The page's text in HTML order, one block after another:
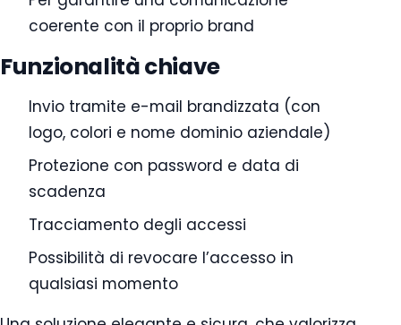
coerente con il proprio brand
Funzionalità chiave
Invio tramite e-mail brandizzata (con
logo, colori e nome dominio aziendale)
Protezione con password e data di
scadenza
Tracciamento degli accessi
Possibilità di revocare l’accesso in
qualsiasi momento